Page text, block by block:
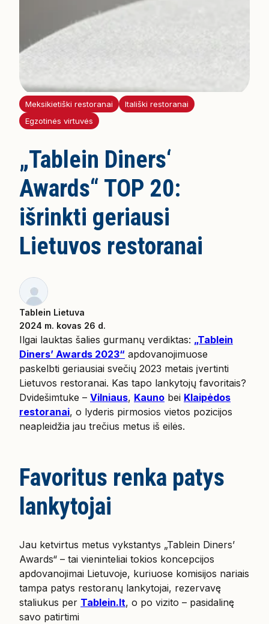
Meksikietiški restoranai
Itališki restoranai
Egzotinės virtuvės
„Tablein Diners‘
Awards“ TOP 20:
išrinkti geriausi
Lietuvos restoranai
Tablein Lietuva
2024 m. kovas 26 d.
Ilgai lauktas šalies gurmanų verdiktas: „Tablein
Diners’ Awards 2023“ apdovanojimuose
paskelbti geriausiai svečių 2023 metais įvertinti
Lietuvos restoranai. Kas tapo lankytojų favoritais?
Dvidešimtuke – Vilniaus, Kauno bei Klaipėdos
restoranai, o lyderis pirmosios vietos pozicijos
neapleidžia jau trečius metus iš eilės.
Favoritus renka patys
lankytojai
Jau ketvirtus metus vykstantys „Tablein Diners’
Awards“ – tai vieninteliai tokios koncepcijos
apdovanojimai Lietuvoje, kuriuose komisijos nariais
tampa patys restoranų lankytojai, rezervavę
staliukus per Tablein.lt, o po vizito – pasidalinę
savo patirtimi